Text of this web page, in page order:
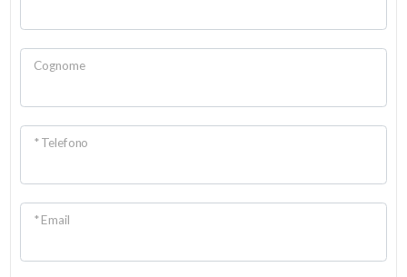
Cognome
* Telefono
* Email